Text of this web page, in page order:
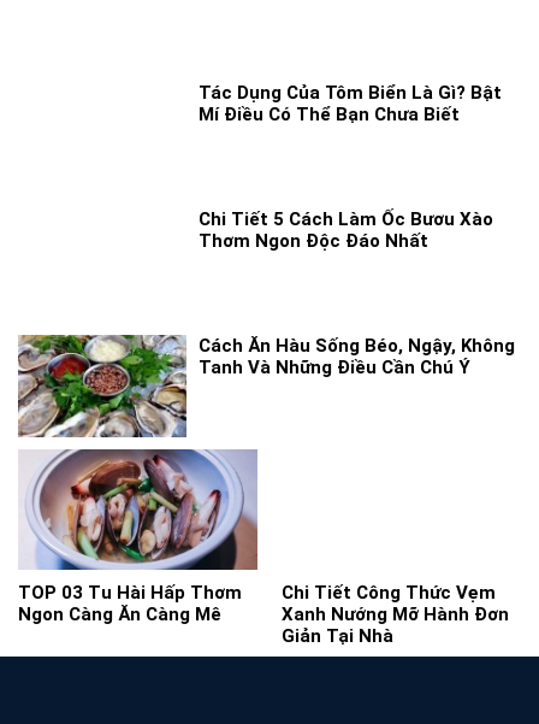
Tác Dụng Của Tôm Biển Là Gì? Bật
Mí Điều Có Thể Bạn Chưa Biết
Chi Tiết 5 Cách Làm Ốc Bươu Xào
Thơm Ngon Độc Đáo Nhất
Cách Ăn Hàu Sống Béo, Ngậy, Không
Tanh Và Những Điều Cần Chú Ý
TOP 03 Tu Hài Hấp Thơm
Ngon Càng Ăn Càng Mê
Chi Tiết Công Thức Vẹm
Xanh Nướng Mỡ Hành Đơn
Giản Tại Nhà